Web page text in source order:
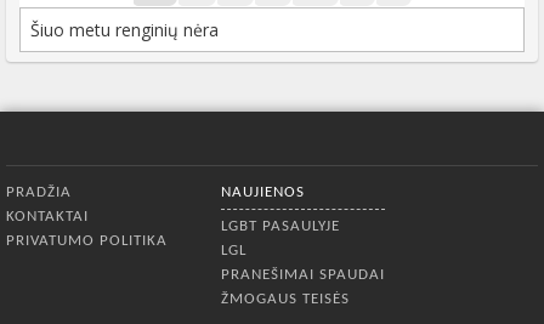
Šiuo metu renginių nėra
PRADŽIA
KONTAKTAI
PRIVATUMO POLITIKA
NAUJIENOS
LGBT PASAULYJE
LGL
PRANEŠIMAI SPAUDAI
ŽMOGAUS TEISĖS